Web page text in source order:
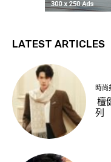
LATEST ARTICLES
時尚
檀
列